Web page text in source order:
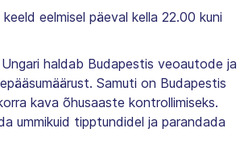
eelmisel päeval kella 22.00 kuni
haldab Budapestis veoautode ja
Samuti on Budapestis
kava õhusaaste kontrollimiseks.
ummikuid tipptundidel ja parandada